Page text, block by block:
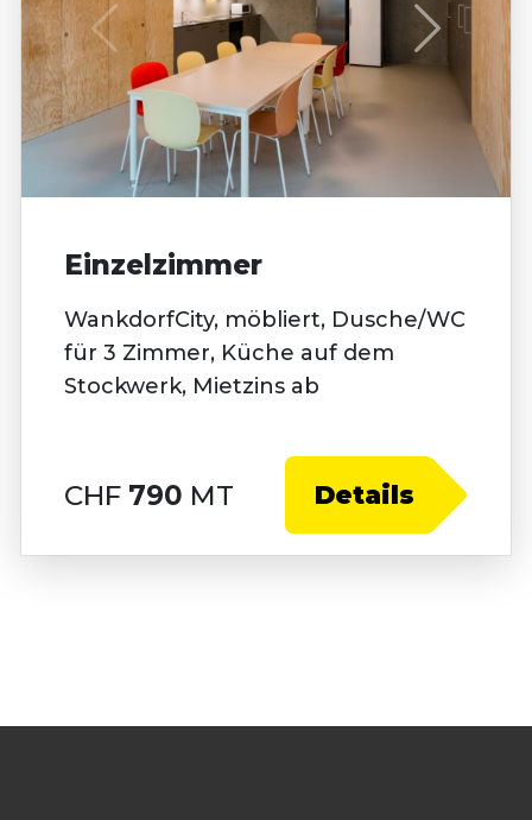
Einzelzimmer
WankdorfCity, möbliert, Dusche/WC
für 3 Zimmer, Küche auf dem
Stockwerk, Mietzins ab
CHF 790 MT Details